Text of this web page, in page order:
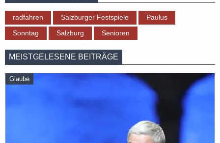
radfahren Salzburger Festspiele
Paulus
Sonntag
Salzburg Senioren
MEISTGELESENE BEITRÄGE
Glaube